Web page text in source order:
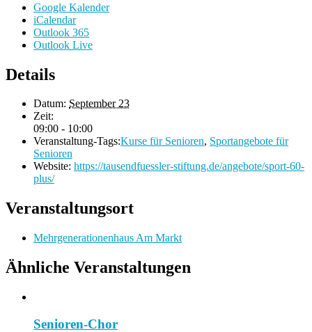
Google Kalender
iCalendar
Outlook 365
Outlook Live
Details
Datum: September 23
Zeit:
09:00 - 10:00
Veranstaltung-Tags:Kurse für Senioren, Sportangebote für
Senioren
Website: https://tausendfuessler-stiftung.de/angebote/sport-60-
plus/
Veranstaltungsort
Mehrgenerationenhaus Am Markt
Ähnliche Veranstaltungen
Senioren-Chor